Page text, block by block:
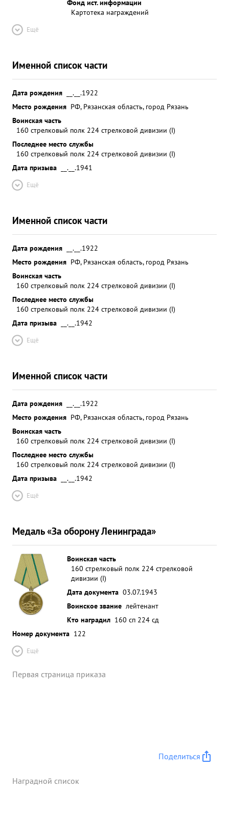
Фонд ист. информации
Картотека награждений
Ещё
Именной список части
Дата рождения
__.__.1922
Место рождения РФ, Рязанская область, город Рязань
Воинская часть
160 стрелковый полк 224 стрелковой дивизии (I)
Последнее место службы
160 стрелковый полк 224 стрелковой дивизии (I)
Дата призыва
__.__.1941
Ещё
Именной список части
Дата рождения
__.__.1922
Место рождения РФ, Рязанская область, город Рязань
Воинская часть
160 стрелковый полк 224 стрелковой дивизии (I)
Последнее место службы
160 стрелковый полк 224 стрелковой дивизии (I)
Дата призыва
__.__.1942
Ещё
Именной список части
Дата рождения
__.__.1922
Место рождения РФ, Рязанская область, город Рязань
Воинская часть
160 стрелковый полк 224 стрелковой дивизии (I)
Последнее место службы
160 стрелковый полк 224 стрелковой дивизии (I)
Дата призыва
__.__.1942
Ещё
Медаль «За оборону Ленинграда»
Воинская часть
160 стрелковый полк 224 стрелковой
дивизии (I)
Дата документа 03.07.1943
Воинское звание лейтенант
Кто наградил 160 сп 224 сд
Номер документа 122
Ещё
Первая страница приказа
Поделиться
Наградной список